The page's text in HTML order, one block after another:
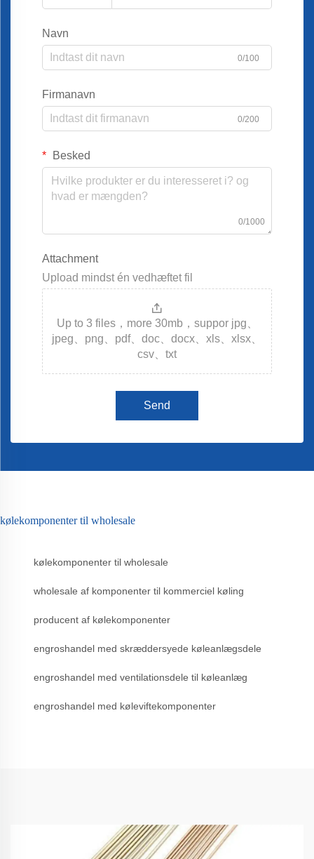
Navn
0/100
Firmanavn
0/200
Besked
0/1000
Attachment
Upload mindst én vedhæftet fil
Up to 3 files，more 30mb，suppor jpg、
jpeg、png、pdf、doc、docx、xls、xlsx、
csv、txt
Send
kølekomponenter til wholesale
kølekomponenter til wholesale
wholesale af komponenter til kommerciel køling
producent af kølekomponenter
engroshandel med skræddersyede køleanlægsdele
engroshandel med ventilationsdele til køleanlæg
engroshandel med køleviftekomponenter